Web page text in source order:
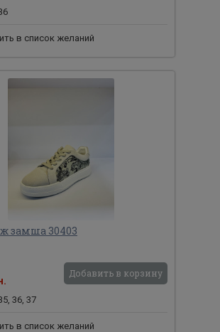
в список желаний
замша 30403
Добавить в корзину
36, 37
в список желаний